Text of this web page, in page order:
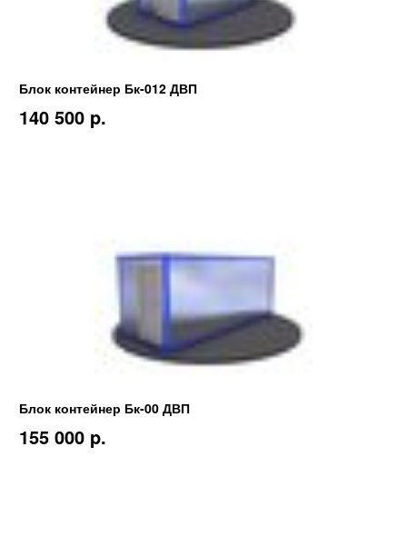
Блок контейнер Бк-012 ДВП
140 500 p.
Блок контейнер Бк-00 ДВП
155 000 p.